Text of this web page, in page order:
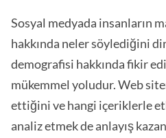
Sosyal medyada insanların
hakkında neler söylediğini
demografisi hakkında fikir
mükemmel yoludur. Web
ettiğini ve hangi içeriklerle
analiz etmek de anlayış